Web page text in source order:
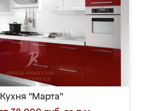
Кухня "Марта"